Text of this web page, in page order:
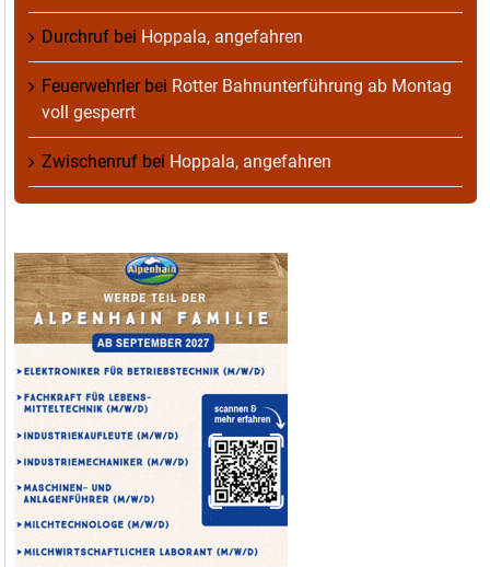
Durchruf bei Hoppala, angefahren
Feuerwehrlerbei Rotter Bahnunterführung ab Montag
voll gesperrt
Zwischenruf bei Hoppala, angefahren